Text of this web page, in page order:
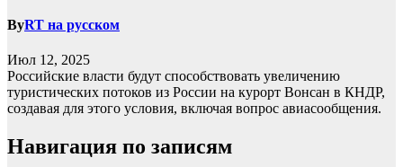
ByRT на русском
Июл 12, 2025
Российские власти будут способствовать увеличению
туристических потоков из России на курорт Вонсан в КНДР,
создавая для этого условия, включая вопрос авиасообщения.
Навигация по записям